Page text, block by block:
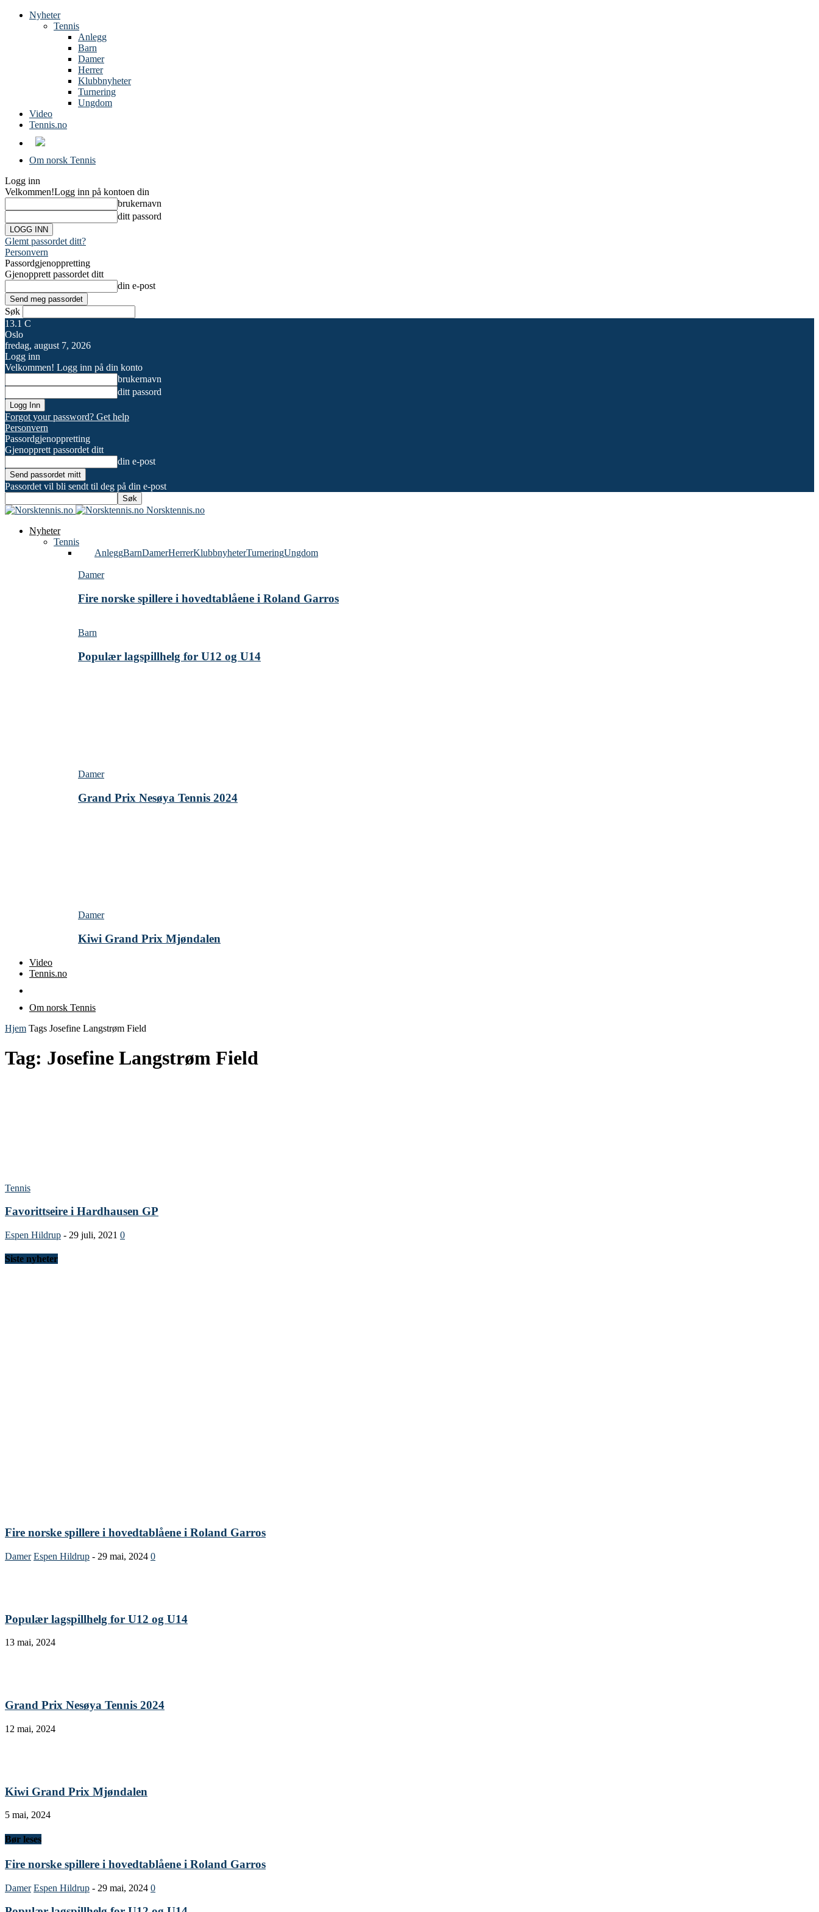
Nyheter
Tennis
Anlegg
Barn
Damer
Herrer
Klubbnyheter
Turnering
Ungdom
Video
Tennis.no
Om norsk Tennis
Logg inn
Velkommen!Logg inn på kontoen din
brukernavn
ditt passord
Glemt passordet ditt?
Personvern
Passordgjenoppretting
Gjenopprett passordet ditt
din e-post
Søk
13.1 C
Oslo
fredag, august 7, 2026
Logg inn
Velkommen! Logg inn på din konto
brukernavn
ditt passord
Forgot your password? Get help
Personvern
Passordgjenoppretting
Gjenopprett passordet ditt
din e-post
Passordet vil bli sendt til deg på din e-post
Norsktennis.no
Nyheter
Tennis
AnleggBarnDamerHerrerKlubbnyheterTurneringUngdom
Damer
Fire norske spillere i hovedtablåene i Roland Garros
Barn
Populær lagspillhelg for U12 og U14
Damer
Grand Prix Nesøya Tennis 2024
Damer
Kiwi Grand Prix Mjøndalen
Video
Tennis.no
Om norsk Tennis
Hjem Tags Josefine Langstrøm Field
Tag: Josefine Langstrøm Field
Tennis
Favorittseire i Hardhausen GP
Espen Hildrup - 29 juli, 2021 0
Siste nyheter
Fire norske spillere i hovedtablåene i Roland Garros
Damer Espen Hildrup - 29 mai, 2024 0
Populær lagspillhelg for U12 og U14
13 mai, 2024
Grand Prix Nesøya Tennis 2024
12 mai, 2024
Kiwi Grand Prix Mjøndalen
5 mai, 2024
Bør leses
Fire norske spillere i hovedtablåene i Roland Garros
Damer Espen Hildrup - 29 mai, 2024 0